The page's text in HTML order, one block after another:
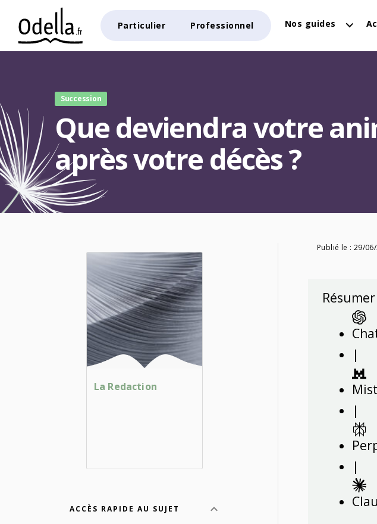
Particulier Professionnel Nos guides
Succession
Que deviendra votre
après votre décès ?
La Redaction
ACCÈS RAPIDE AU SUJET
Publié le : 29/
|
|
|